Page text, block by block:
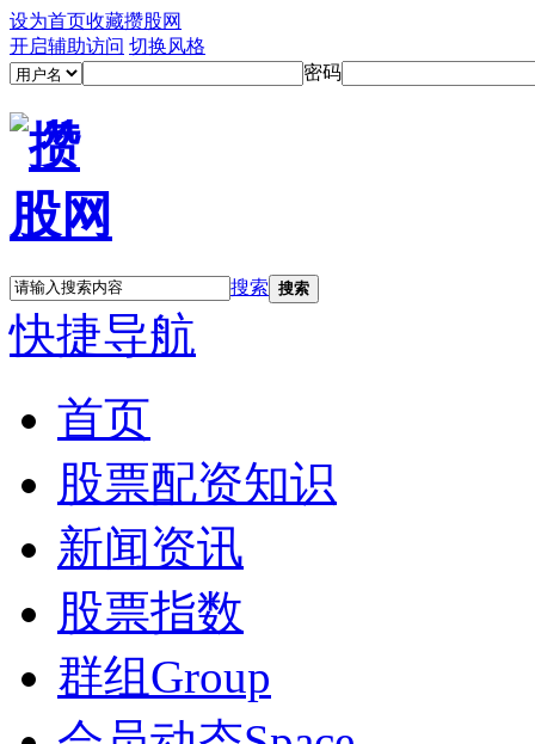
设为首页收藏攒股网
开启辅助访问 切换风格
密码
搜索 搜索
快捷导航
首页
股票配资知识
新闻资讯
股票指数
群组 Group